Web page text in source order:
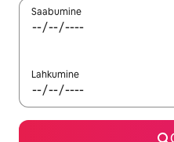
Saabumine
Lahkumine